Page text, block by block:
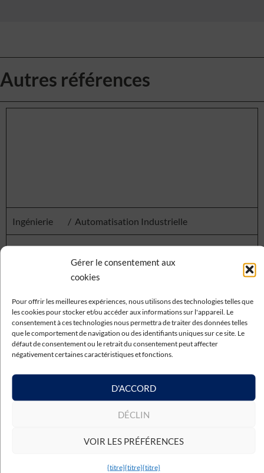
Gérer le consentement aux
cookies
Pour offrir les meilleures expériences, nous utilisons des technologies telles que
les cookies pour stocker et/ou accéder aux informations sur l'appareil. Le
consentement à ces technologies nous permettra de traiter des données telles
que le comportement de navigation ou des identifiants uniques sur ce site. Le
défaut de consentement ou le retrait du consentement peut affecter
négativement certaines caractéristiques et fonctions.
D'ACCORD
DÉCLIN
VOIR LES PRÉFÉRENCES
{titre}{titre}{titre}
Autres références
Ingénierie / Automatisation Industrielle
Programmation de palettisation en usine (Siemens
Industriel 2023 - Juillet 4 mois Burgos